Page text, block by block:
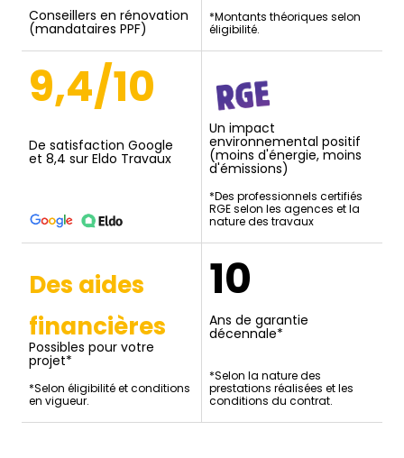
Conseillers en rénovation
(mandataires PPF)
*Montants théoriques selon
éligibilité.
9,4/10
De satisfaction Google
et 8,4 sur Eldo Travaux
Un impact
environnemental positif
(moins d'énergie, moins
d'émissions)
*Des professionnels certifiés
RGE selon les agences et la
nature des travaux
Des aides
financières
Possibles pour votre
projet*
*Selon éligibilité et conditions
en vigueur.
10
Ans de garantie
décennale*
*Selon la nature des
prestations réalisées et les
conditions du contrat.